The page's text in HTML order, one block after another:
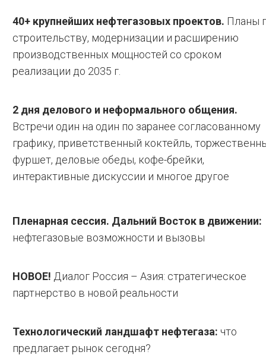
40+ крупнейших нефтегазовых проектов. Планы
строительству, модернизации и расширению
производственных мощностей со сроком
реализации до 2035 г.
2 дня делового и неформального общения.
Встречи один на один по заранее согласованному
графику, приветственный коктейль,
фуршет, деловые обеды, кофе-брейки,
интерактивные дискуссии и многое другое
Пленарная сессия. Дальний Восток в движении:
нефтегазовые возможности и вызовы
НОВОЕ! Диалог Россия – Азия: стратегическое
партнерство в новой реальности
Технологический ландшафт нефтегаза: что
предлагает рынок сегодня?